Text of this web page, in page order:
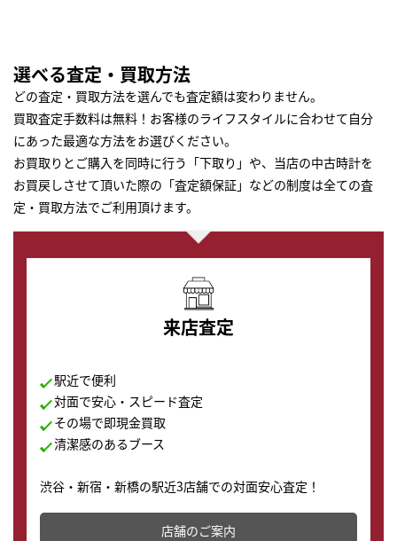
選べる査定・買取方法
どの査定・買取方法を選んでも査定額は変わりません。
買取査定手数料は無料！お客様のライフスタイルに合わせて自分
にあった最適な方法をお選びください。
お買取りとご購入を同時に行う「下取り」や、当店の中古時計を
お買戻しさせて頂いた際の「査定額保証」などの制度は全ての査
定・買取方法でご利用頂けます。
来店査定
駅近で便利
対面で安心・スピード査定
その場で即現金買取
清潔感のあるブース
渋谷・新宿・新橋の駅近3店舗での対面安心査定！
その場で現金買取致します。渋谷本店では、時計販売の
店舗を併設しており、下取りに出してお得に新しい時計
店舗のご案内